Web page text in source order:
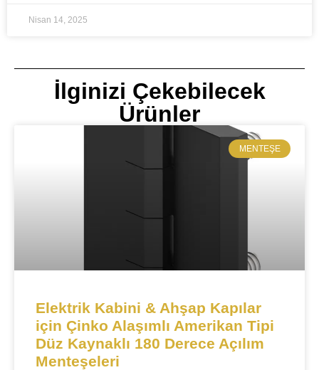
Nisan 14, 2025
İlginizi Çekebilecek
Ürünler
MENTEŞE​
​​​​​​Elektrik Kabini & Ahşap Kapılar
için Çinko Alaşımlı Amerikan Tipi
Düz Kaynaklı 180 Derece Açılım
Menteşeleri​​